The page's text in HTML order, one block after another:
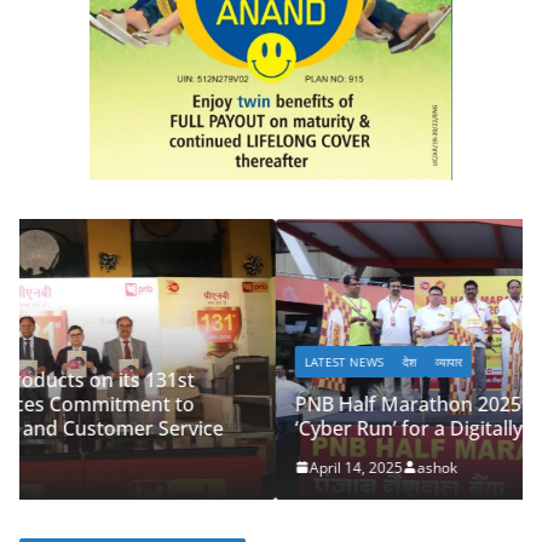
LATEST NEWS देश व्यापार
PNB Half Marathon 2025 Unites Citizens in a
‘Cyber Run’ for a Digitally Secure Bharat